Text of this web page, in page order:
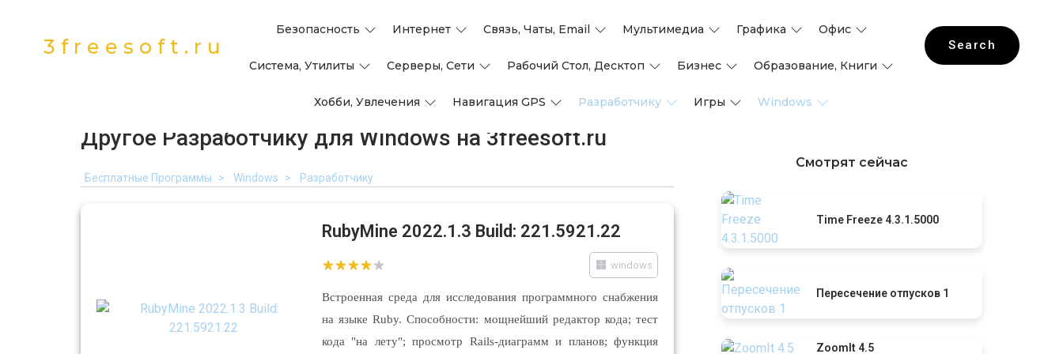
3freesoft.ru Search
Безопасность Интернет Связь, Чаты, Email Мультимедиа Графика Офис
Система, Утилиты Серверы, Сети Рабочий Стол, Десктоп Бизнес Образование, Книги
Хобби, Увлечения Навигация GPS Разработчику Игры Windows
Другое Разработчику для Windows на 3freesoft.ru
Бесплатные Программы Windows Разработчику
RubyMine 2022.1.3 Build: 221.5921.22
windows
Встроенная среда для исследования программного снабжения
на языке Ruby. Способности: мощнейший редактор кода; тест
кода "на лету"; просмотр Rails-диаграмм и планов; функция
Смотрят сейчас
Time Freeze 4.3.1.5000
Пересечение отпусков 1
ZoomIt 4.5